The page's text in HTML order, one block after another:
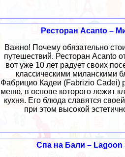
Ресторан Acanto –
Важно! Почему обязательно
путешествий. Ресторан Acanto
вот уже 10 лет радует своих
классическими
Фабрицио Кадеи (Fabrizio Cadei)
меню, в основе которого лежит
кухня. Его блюда славятся
при этом высокой
Спа на Бали – Lagoon